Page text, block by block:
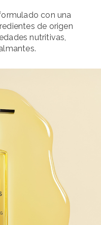
con una
de origen
nutritivas,